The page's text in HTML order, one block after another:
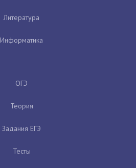
Литература
Информатика
ОГЭ
Теория
Задания ЕГЭ
Тесты